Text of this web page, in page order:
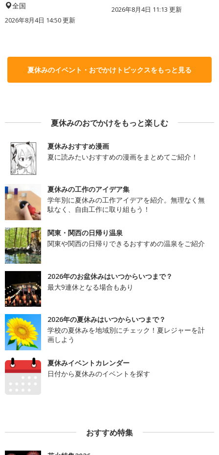
全国
2026年8月4日 14:50更新
2026年8月4日 11:13 更新
夏休みのイベント・おでかけトピックスをもっと見る
夏休みのおでかけをもっと楽しむ
夏休みおすすめ漫画
夏に読みたいおすすめの漫画をまとめてご紹介！
夏休みの工作のアイデア集
学年別に夏休みの工作アイデアを紹介。無理なく無
駄なく、自由工作に取り組もう！
関東・関西の日帰り温泉
関東や関西の日帰りできるおすすめの温泉をご紹介
2026年のお盆休みはいつからいつまで？
最大9連休となる場合もあり
2026年の夏休みはいつからいつまで？
学校の夏休みを地域別にチェック！夏レジャーを計
画しよう
夏休みイベントカレンダー
日付から夏休みのイベントを探す
おすすめ特集